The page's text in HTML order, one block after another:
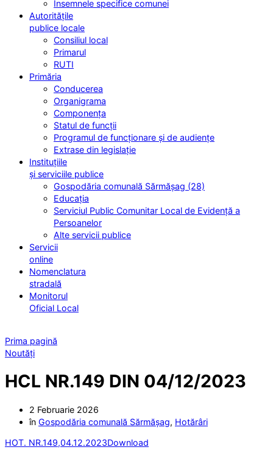
Însemnele specifice comunei
Autoritățile
publice locale
Consiliul local
Primarul
RUTI
Primăria
Conducerea
Organigrama
Componența
Statul de funcții
Programul de funcționare și de audiențe
Extrase din legislație
Instituțiile
și serviciile publice
Gospodăria comunală Sărmășag (28)
Educația
Serviciul Public Comunitar Local de Evidență a
Persoanelor
Alte servicii publice
Servicii
online
Nomenclatura
stradală
Monitorul
Oficial Local
Prima pagină
Noutăți
HCL NR.149 DIN 04/12/2023
2 Februarie 2026
în Gospodăria comunală Sărmășag, Hotărâri
HOT. NR.149,04.12.2023Download